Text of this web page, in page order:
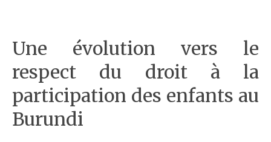
Une évolution vers le
respect du droit à la
participation des enfants au
Burundi